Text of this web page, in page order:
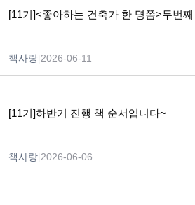
책사랑 2026-06-11
[11기]하반기 진행 책 순서입니다~
책사랑 2026-06-06